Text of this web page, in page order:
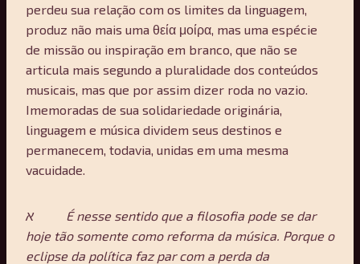
perdeu sua relação com os limites da linguagem,
produz não mais uma θεία μοίρα, mas uma espécie
de missão ou inspiração em branco, que não se
articula mais segundo a pluralidade dos conteúdos
musicais, mas que por assim dizer roda no vazio.
Imemoradas de sua solidariedade originária,
linguagem e música dividem seus destinos e
permanecem, todavia, unidas em uma mesma
vacuidade.
אÉ nesse sentido que a filosofia pode se dar
hoje tão somente como reforma da música. Porque o
eclipse da política faz par com a perda da